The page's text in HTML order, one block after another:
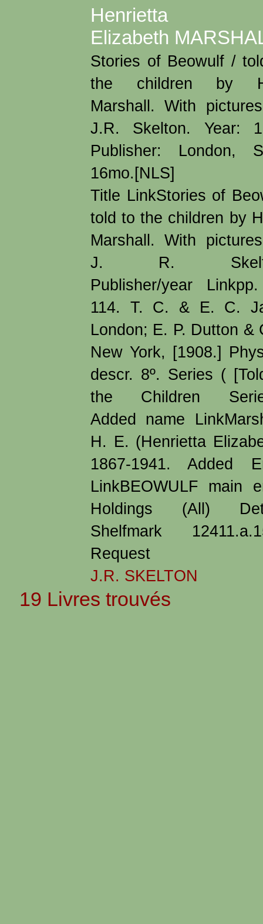
Henrietta
Elizabeth
Stories of Beowulf /
the children by
Marshall. With
J.R. Skelton. Year:
Publisher: London,
16mo.[NLS]
Title LinkStories of
told to the children by
Marshall. With
J. R.
Publisher/year
114. T. C. & E. C.
London; E. P. Dutton &
New York, [1908.]
descr. 8º. Series (
the Children
Added name
H. E. (Henrietta
1867-1941. Added
LinkBEOWULF main
Holdings (All)
Shelfmark
Request
J.R. SKELTON
19 Livres trouvés